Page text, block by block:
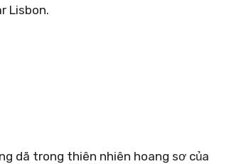
Lisbon.
dã trong thiên nhiên hoang sơ của